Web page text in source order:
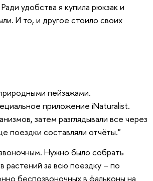
удобства я купила рюкзак и
И то, и другое стоило своих
пейзажами.
приложение iNaturalist.
затем разглядывали все через
поездки составляли отчёты."
Нужно было собрать
за всю поездку – по
беспозвоночных в фальконы на